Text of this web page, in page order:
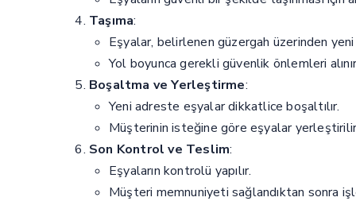
Taşıma:
Eşyalar, belirlenen güzergah üzerinden yeni
Yol boyunca gerekli güvenlik önlemleri
Boşaltma ve Yerleştirme:
Yeni adreste eşyalar dikkatlice boşaltılır.
Müşterinin isteğine göre eşyalar
Son Kontrol ve Teslim:
Eşyaların kontrolü yapılır.
Müşteri memnuniyeti sağlandıktan sonra